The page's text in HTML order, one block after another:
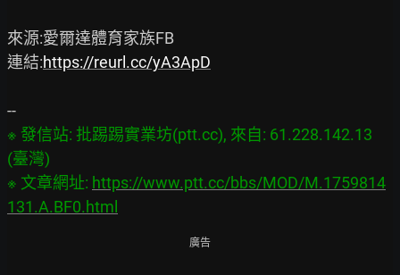
來源:愛爾達體育家族FB
連結:https://reurl.cc/yA3ApD
※ 發信站: 批踢踢實業坊(ptt.cc), 來自: 61.228.142.13
(臺灣)
※ 文章網址: https://www.ptt.cc/bbs/MOD/M.1759814
131.A.BF0.html
廣告